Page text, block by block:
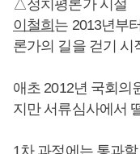
△정치평론가 시절
이철희 는 2013년부
론가의 길을 걷기 시
애초 2012년 국회의
지만 서류심사에서